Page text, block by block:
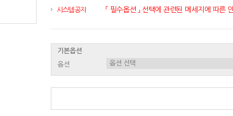
시스템 공지 「 필수옵션 」 선택에 관련된 메세지에 따
기본옵션
옵션